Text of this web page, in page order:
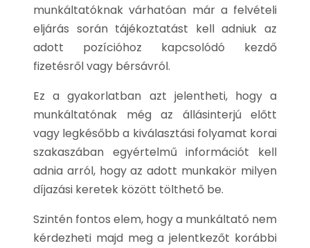
munkáltatóknak várhatóan már a felvételi
eljárás során tájékoztatást kell adniuk az
adott pozícióhoz kapcsolódó kezdő
fizetésről vagy bérsávról.
Ez a gyakorlatban azt jelentheti, hogy a
munkáltatónak még az állásinterjú előtt
vagy legkésőbb a kiválasztási folyamat korai
szakaszában egyértelmű információt kell
adnia arról, hogy az adott munkakör milyen
díjazási keretek között tölthető be.
Szintén fontos elem, hogy a munkáltató nem
kérdezheti majd meg a jelentkezőt korábbi